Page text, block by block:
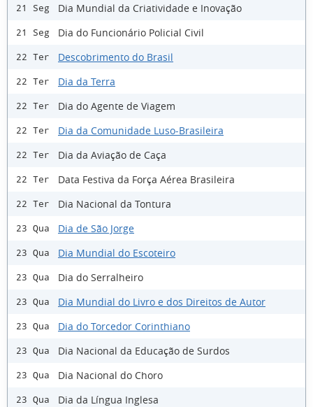
21 Seg Dia Mundial da Criatividade e Inovação
21 Seg Dia do Funcionário Policial Civil
22 Ter Descobrimento do Brasil
22 Ter Dia da Terra
22 Ter Dia do Agente de Viagem
22 Ter Dia da Comunidade Luso-Brasileira
22 Ter Dia da Aviação de Caça
22 Ter Data Festiva da Força Aérea Brasileira
22 Ter Dia Nacional da Tontura
23 Qua Dia de São Jorge
23 Qua Dia Mundial do Escoteiro
23 Qua Dia do Serralheiro
23 Qua Dia Mundial do Livro e dos Direitos de Autor
23 Qua Dia do Torcedor Corinthiano
23 Qua Dia Nacional da Educação de Surdos
23 Qua Dia Nacional do Choro
23 Qua Dia da Língua Inglesa